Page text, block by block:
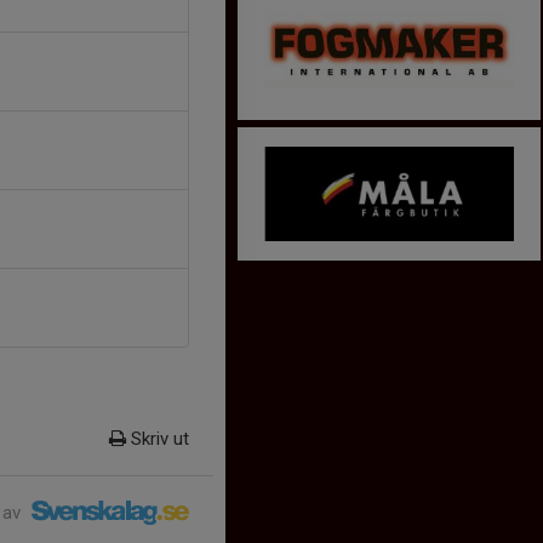
Skriv ut